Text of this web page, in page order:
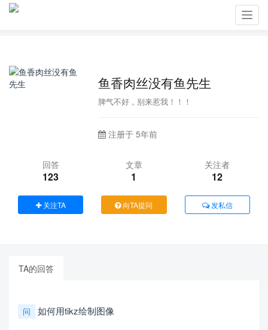
鱼香肉丝没有鱼先生
脾气不好，别来惹我！！！
注册于 5年前
回答
123
文章
1
关注者
12
关注TA 向TA提问 发私信
TA的回答
问 如何用tikz绘制图像